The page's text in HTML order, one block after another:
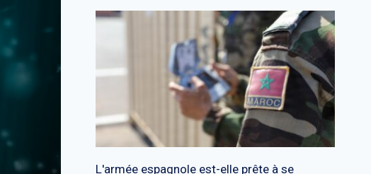
L'armée espagnole est-elle prête à se